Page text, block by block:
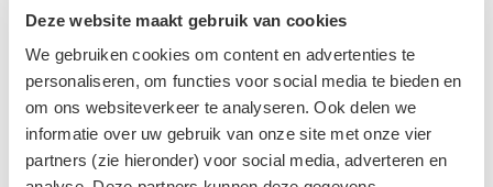
Deze website maakt gebruik van cookies
We gebruiken cookies om content en advertenties te
personaliseren, om functies voor social media te bieden en
om ons websiteverkeer te analyseren. Ook delen we
informatie over uw gebruik van onze site met onze vier
partners (zie hieronder) voor social media, adverteren en
Spirituele Regulatie
vanaf
14,95 €11,95
vanaf
€14,95 €11,95
Bespaar 20%